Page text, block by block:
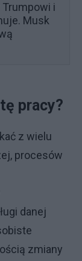
Trumpowi i
Musk
pracy?
z wielu
procesów
danej
zmiany